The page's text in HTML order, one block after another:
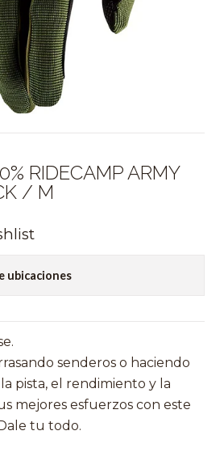
RIDECAMP ARMY
/ M
ubicaciones
senderos o haciendo
pista, el rendimiento y la
mejores esfuerzos con este
tu todo.